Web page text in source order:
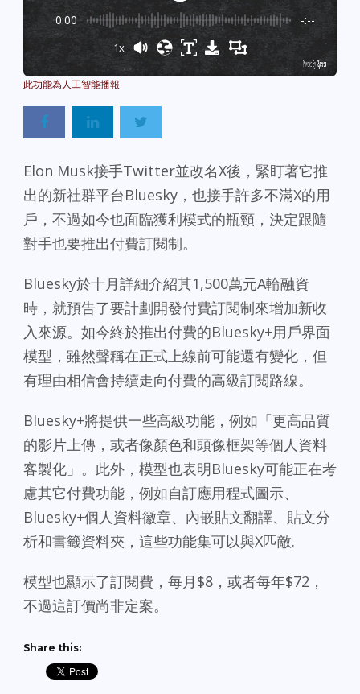
0:00 -:--
1x
GSpeech
Elon Musk接手Twitter並改名X後，緊盯著它推
出的新社群平台Bluesky，也接手許多不滿X的用
戶，不過如今也面臨獲利模式的瓶頸，決定跟隨
對手也要推出付費訂閱制。
Bluesky於十月詳細介紹其1,500萬元A輪融資
時，就預告了要計劃開發付費訂閱制來增加新收
入來源。如今終於推出付費的Bluesky+用戶界面
模型，雖然聲稱在正式上線前可能還有變化，但
有理由相信會持續走向付費的高級訂閱路線。
Bluesky+將提供一些高級功能，例如「更高品質
的影片上傳，或者像顏色和頭像框架等個人資料
客製化」。此外，模型也表明Bluesky可能正在考
慮其它付費功能，例如自訂應用程式圖示、
Bluesky+個人資料徽章、內嵌貼文翻譯、貼文分
析和書籤資料夾，這些功能集可以與X匹敵.
模型也顯示了訂閱費，每月$8，或者每年$72，
不過這訂價尚非定案。
Share this: